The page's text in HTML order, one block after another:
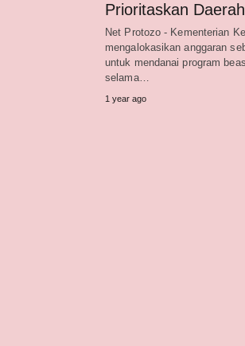
Prioritaskan
Net Protozo - Kementerian
mengalokasikan anggaran
untuk mendanai program
selama…
1 year ago